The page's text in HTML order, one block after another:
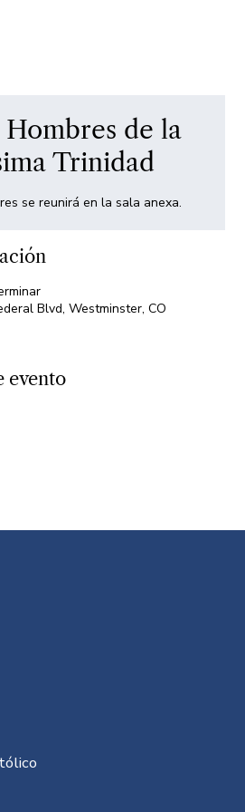
de la
Trinidad
se reunirá en la sala anexa.
Blvd, Westminster, CO
evento